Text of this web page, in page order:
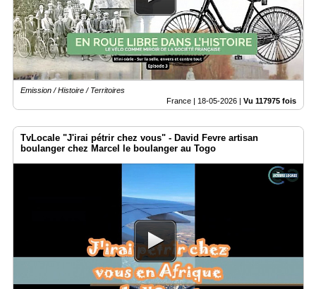
Emission / Histoire / Territoires
France | 18-05-2026 | Vu 117975 fois
TvLocale "J'irai pétrir chez vous" - David Fevre artisan
boulanger chez Marcel le boulanger au Togo